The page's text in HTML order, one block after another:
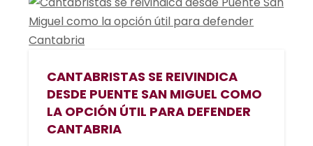
CANTABRISTAS SE REIVINDICA
DESDE PUENTE SAN MIGUEL COMO
LA OPCIÓN ÚTIL PARA DEFENDER
CANTABRIA